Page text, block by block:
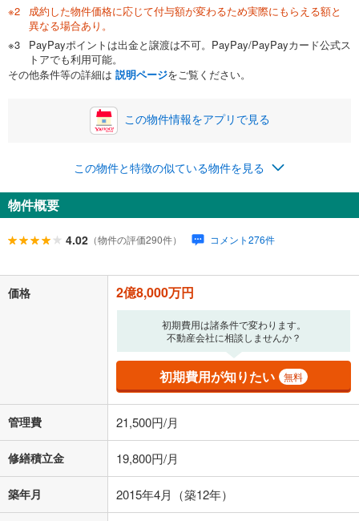
成約した物件価格に応じて付与額が変わるため実際にもらえる額と
異なる場合あり。
PayPayポイントは出金と譲渡は不可。PayPay/PayPayカード公式ス
トアでも利用可能。
その他条件等の詳細は 説明ページをご覧ください。
この物件情報をアプリで見る
この物件と特徴の似ている物件を見る
物件概要
4.02 （物件の評価290件） コメント276件
価格 2億8,000万円
初期費用は諸条件で変わります。
不動産会社に相談しませんか？
初期費用が知りたい 無料
管理費 21,500円/月
修繕積立金 19,800円/月
築年月 2015年4月（築12年）